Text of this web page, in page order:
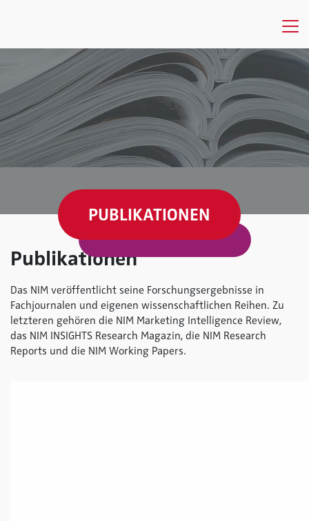
PUBLIKATIONEN
Publikationen
Das NIM veröffentlicht seine Forschungsergebnisse in
Fachjournalen und eigenen wissenschaftlichen Reihen. Zu
letzteren gehören die NIM Marketing Intelligence Review,
das NIM INSIGHTS Research Magazin, die NIM Research
Reports und die NIM Working Papers.